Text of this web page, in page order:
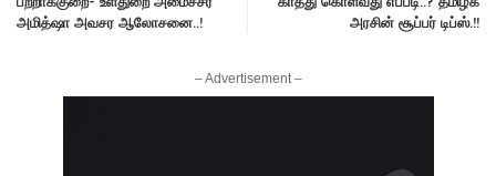
அமித்ஷா அவசர ஆலோசனை..!
அரசின் சூப்பர் டிப்ஸ்.!!
– Advertisement –